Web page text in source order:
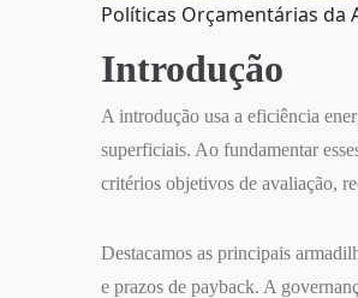
Políticas Orçamentárias da
Introdução
A introdução usa a eficiência
superficiais. Ao fundamentar
critérios objetivos de avaliação,
Destacamos as principais
e prazos de payback. A